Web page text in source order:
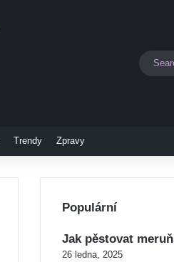
Switch
Trendy Zpravy
Populární
Jak pěstovat
26 ledna, 2025